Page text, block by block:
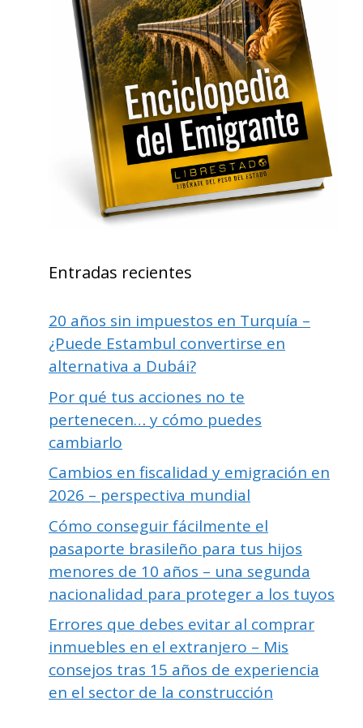
Entradas recientes
20 años sin impuestos en Turquía –
¿Puede Estambul convertirse en
alternativa a Dubái?
Por qué tus acciones no te
pertenecen… y cómo puedes
cambiarlo
Cambios en fiscalidad y emigración en
2026 – perspectiva mundial
Cómo conseguir fácilmente el
pasaporte brasileño para tus hijos
menores de 10 años – una segunda
nacionalidad para proteger a los tuyos
Errores que debes evitar al comprar
inmuebles en el extranjero – Mis
consejos tras 15 años de experiencia
en el sector de la construcción